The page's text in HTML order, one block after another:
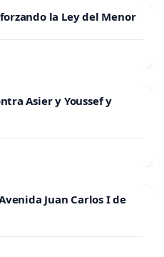
la Ley del Menor
Asier y Youssef y
Juan Carlos I de